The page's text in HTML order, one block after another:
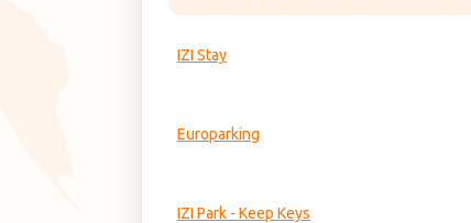
IZI Stay
Europarking
IZI Park - Keep Keys